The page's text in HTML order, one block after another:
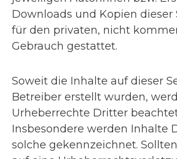
Downloads und Kopien dieser
für den privaten, nicht
Gebrauch gestattet.
Soweit die Inhalte auf dieser
Betreiber erstellt wurden,
Urheberrechte Dritter
Insbesondere werden Inhalte
solche gekennzeichnet.